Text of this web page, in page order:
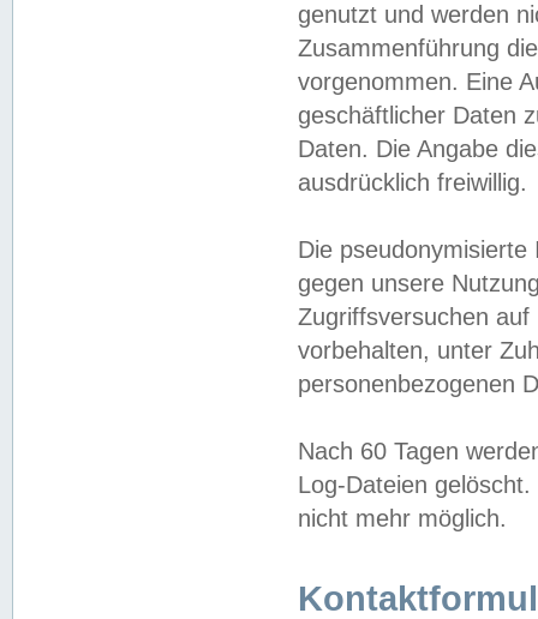
genutzt und werden
Zusammenführung
vorgenommen. Eine
geschäftlicher Daten
Daten. Die Angabe
ausdrücklich freiwillig.
Die
gegen unsere
Zugriffsversuchen
vorbehalten, unter
personenbezogenen
Nach 60 Tagen
Log-Dateien
nicht mehr möglich.